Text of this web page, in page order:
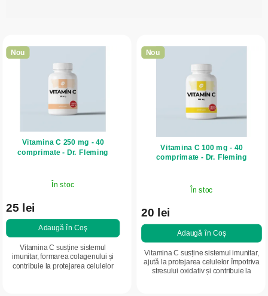
a
s
u
l
i
e
Nou
Vitamina C 250 mg - 40
comprimate - Dr. Fleming
În stoc
25 lei
Adaugă în Coş
Vitamina C susține sistemul
imunitar, formarea colagenului și
contribuie la protejarea celulelor
Nou
Vitamina C 100 mg - 40
comprimate - Dr. Fleming
În stoc
20 lei
Adaugă în Coş
Vitamina C susține sistemul imunitar,
ajută la protejarea celulelor împotriva
stresului oxidativ și contribuie la